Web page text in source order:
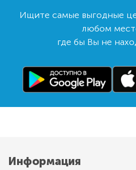
Ищите самые выгодные
любом
где бы Вы не
Информация